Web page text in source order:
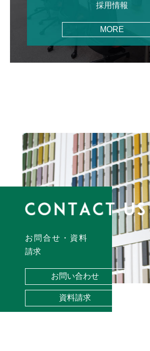
採用情報
MORE
お問合せ・資料
請求
お問い合わせ
資料請求